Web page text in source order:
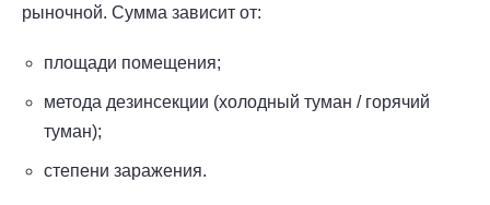
рыночной. Сумма зависит от:
площади помещения;
метода дезинсекции (холодный туман / горячий
туман);
степени заражения.